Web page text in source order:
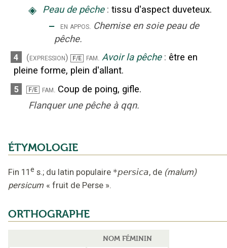
◈ Peau de pêche : tissu d'aspect duveteux.
‒ en appos. Chemise en soie peau de
pêche.
4 (expression) F/E fam. Avoir la pêche : être en
pleine forme, plein d'allant.
5 F/E fam. Coup de poing, gifle.
Flanquer une pêche à qqn.
ÉTYMOLOGIE
Fin 11e s.; du latin populaire *persica, de (malum)
persicum « fruit de Perse ».
ORTHOGRAPHE
NOM FÉMININ